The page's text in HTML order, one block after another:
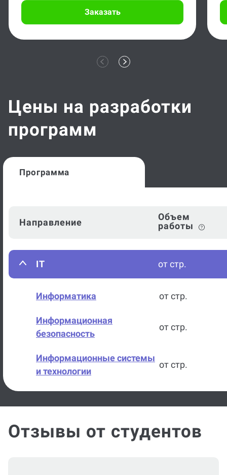
Заказать
Цены на разработки
программ
Программа
Направление
Объем
работы
IT от стр.
Информатика от стр.
Информационная
безопасность
от стр.
Информационные системы
и технологии
от стр.
технологии
Прикладная информатика от стр.
Отзывы от студентов